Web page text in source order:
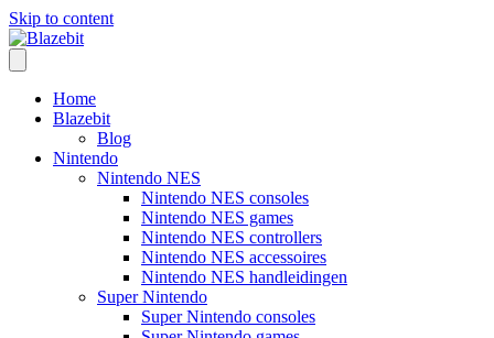
Skip to content
Home
Blazebit
Blog
Nintendo
Nintendo NES
Nintendo NES consoles
Nintendo NES games
Nintendo NES controllers
Nintendo NES accessoires
Nintendo NES handleidingen
Super Nintendo
Super Nintendo consoles